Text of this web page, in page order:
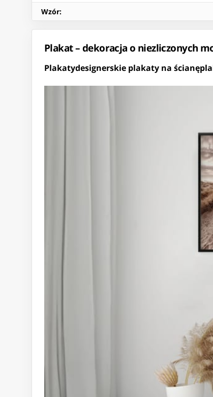
Wzór:
Plakat – dekoracja o niezliczonych
Plakatydesignerskie plakaty na ścianę